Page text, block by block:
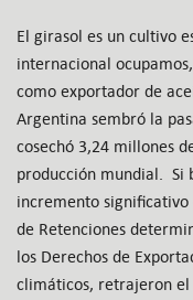
El girasol es un cultivo
internacional
como exportador de
Argentina sembró la
cosechó 3,24 millones
producción mundial. Si
incremento
de Retenciones
los Derechos de
climáticos, retrajeron el